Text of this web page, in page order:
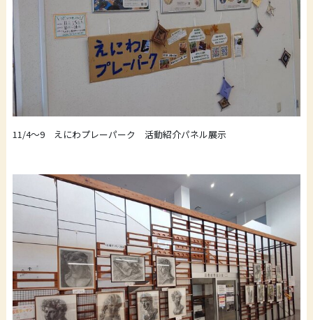
11/4～9 えにわプレーパーク 活動紹介パネル展示